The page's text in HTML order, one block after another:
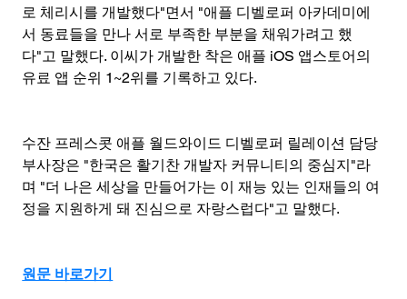
로 체리시를 개발했다"면서 "애플 디벨로퍼 아카데미에
서 동료들을 만나 서로 부족한 부분을 채워가려고 했
다"고 말했다. 이씨가 개발한 착은 애플 iOS 앱스토어의
유료 앱 순위 1~2위를 기록하고 있다.
수잔 프레스콧 애플 월드와이드 디벨로퍼 릴레이션 담당
부사장은 "한국은 활기찬 개발자 커뮤니티의 중심지"라
며 "더 나은 세상을 만들어가는 이 재능 있는 인재들의 여
정을 지원하게 돼 진심으로 자랑스럽다"고 말했다.
원문 바로가기